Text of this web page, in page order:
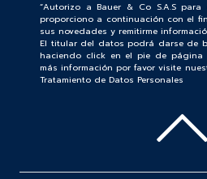
“Autorizo a Bauer & Co S.A.S
proporciono a continuación con el
sus novedades y remitirme
El titular del datos podrá darse de
haciendo click en el pie de página
más información por favor visite
Tratamiento de Datos Personales